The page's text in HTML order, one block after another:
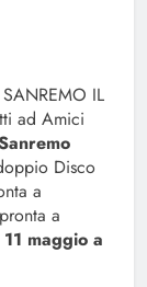
IL
ad Amici
Disco
a
a
maggio a